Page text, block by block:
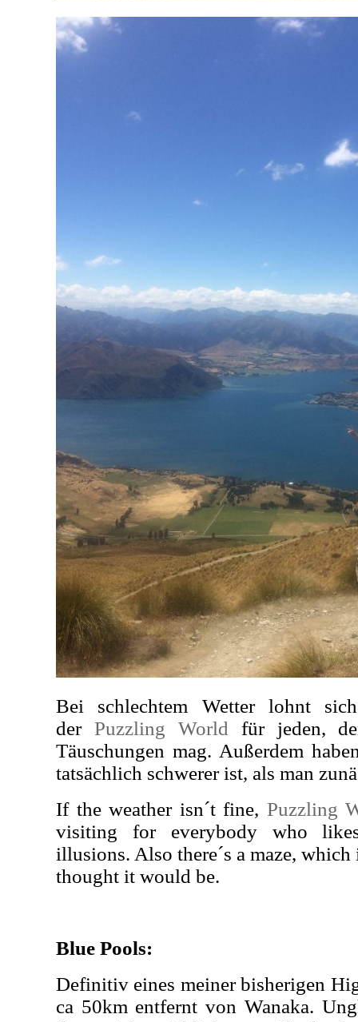
Bei schlechtem Wetter lohnt
der Puzzling World für jeden,
Täuschungen mag. Außerdem
tatsächlich schwerer ist, als man
If the weather isn´t fine, Puzzling
visiting for everybody who
illusions. Also there´s a maze,
thought it would be.
Blue Pools:
Definitiv eines meiner bisherigen
ca 50km entfernt von Wanaka.